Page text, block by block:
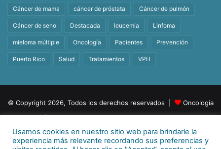
Cáncer de mama cáncer de próstata Cáncer de pulmón
Cáncer de seno Destacada leucemia Linfoma
mieloma múltiple Oncología Pacientes Prevención
Puerto Rico Salud Tratamientos VPH
© Copyright 2026, Todos los derechos reservados |
Oncología
Para más información
E-mail:info@behealthpr.com
Usamos cookies en nuestro sitio web para brindarle la
experiencia más relevante recordando sus preferencias y